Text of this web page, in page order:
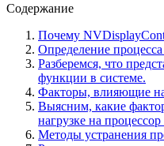
Содержание
Почему
Определение
Разберемся, что
функции в системе.
Факторы, влияющие на
Выясним, какие
нагрузке на
Методы устранения